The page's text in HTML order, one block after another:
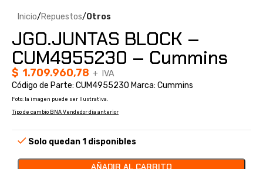
Inicio Repuestos Otros
JGO.JUNTAS BLOCK –
CUM4955230 – Cummins
$ 1.709.960,78 + IVA
Código de Parte: CUM4955230 Marca: Cummins
Foto: la imagen puede ser Ilustrativa.
Tipo de cambio BNA Vendedor dia anterior
Solo quedan 1 disponibles
AÑADIR AL CARRITO